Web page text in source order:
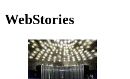
WebStories